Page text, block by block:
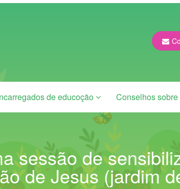
de educoção Conselhos
sessão de
de Jesus (jardim